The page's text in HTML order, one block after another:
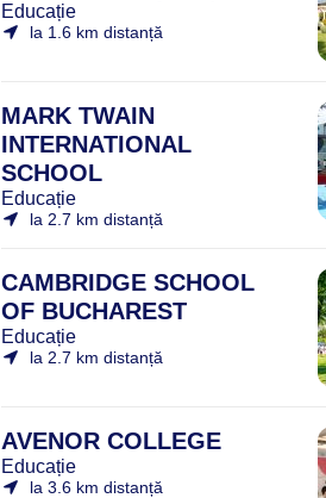
Educație
la 1.6 km distanță
MARK TWAIN
INTERNATIONAL
SCHOOL
Educație
la 2.7 km distanță
CAMBRIDGE SCHOOL
OF BUCHAREST
Educație
la 2.7 km distanță
AVENOR COLLEGE
Educație
la 3.6 km distanță